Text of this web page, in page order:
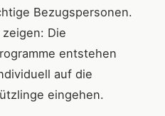
Bezugspersonen.
Die
entstehen
auf die
eingehen.